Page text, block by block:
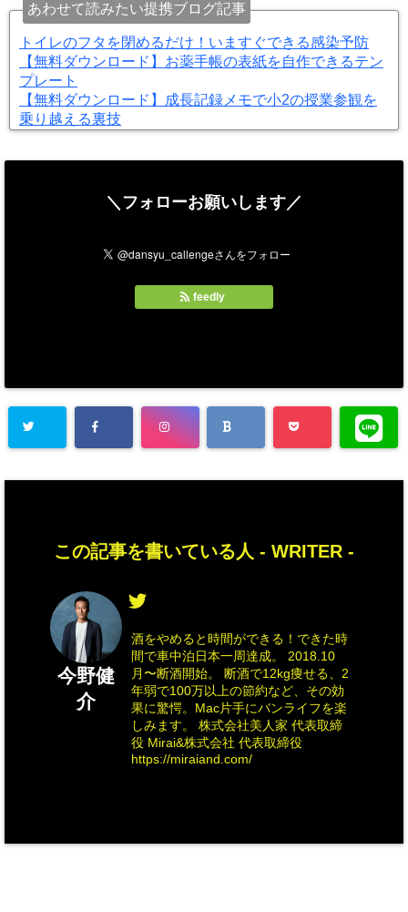
あわせて読みたい提携ブログ記事
トイレのフタを閉めるだけ！いますぐできる感染予防
【無料ダウンロード】お薬手帳の表紙を自作できるテン
プレート
【無料ダウンロード】成長記録メモで小2の授業参観を
乗り越える裏技
＼フォローお願いします／
feedly
この記事を書いている人 - WRITER -
今野健
介
酒をやめると時間ができる！できた時
間で車中泊日本一周達成。 2018.10
月〜断酒開始。 断酒で12kg痩せる、2
年弱で100万以上の節約など、その効
果に驚愕。Mac片手にバンライフを楽
しみます。 株式会社美人家 代表取締
役 Mirai&株式会社 代表取締役
https://miraiand.com/